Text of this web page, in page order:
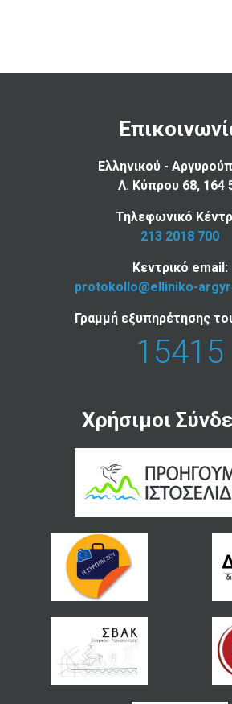
Ελληνικού -
Λ. Κύπρου 68, 164
Τηλεφωνικό
213 2018 700
Κεντρικό email:
protokollo@elliniko-
Γραμμή εξυπηρέτησης
15415
Χρήσιμοι